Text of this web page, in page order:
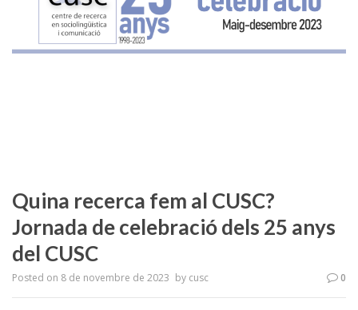
Quina recerca fem al CUSC?
Jornada de celebració dels 25 anys
del CUSC
Posted on 8 de novembre de 2023 by cusc 0